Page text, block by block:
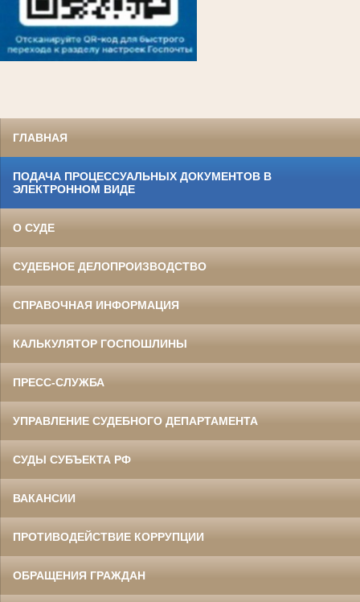
ГЛАВНАЯ
ПОДАЧА ПРОЦЕССУАЛЬНЫХ ДОКУМЕНТОВ В
ЭЛЕКТРОННОМ ВИДЕ
О СУДЕ
СУДЕБНОЕ ДЕЛОПРОИЗВОДСТВО
СПРАВОЧНАЯ ИНФОРМАЦИЯ
КАЛЬКУЛЯТОР ГОСПОШЛИНЫ
ПРЕСС-СЛУЖБА
УПРАВЛЕНИЕ СУДЕБНОГО ДЕПАРТАМЕНТА
СУДЫ СУБЪЕКТА РФ
ВАКАНСИИ
ПРОТИВОДЕЙСТВИЕ КОРРУПЦИИ
ОБРАЩЕНИЯ ГРАЖДАН